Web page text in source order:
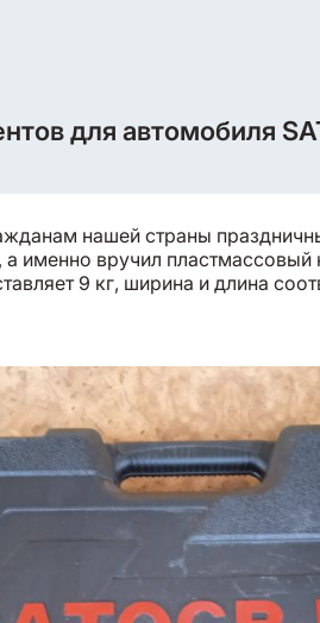
для автомобиля
нашей страны
именно вручил пластмассовый
9 кг, ширина и длина